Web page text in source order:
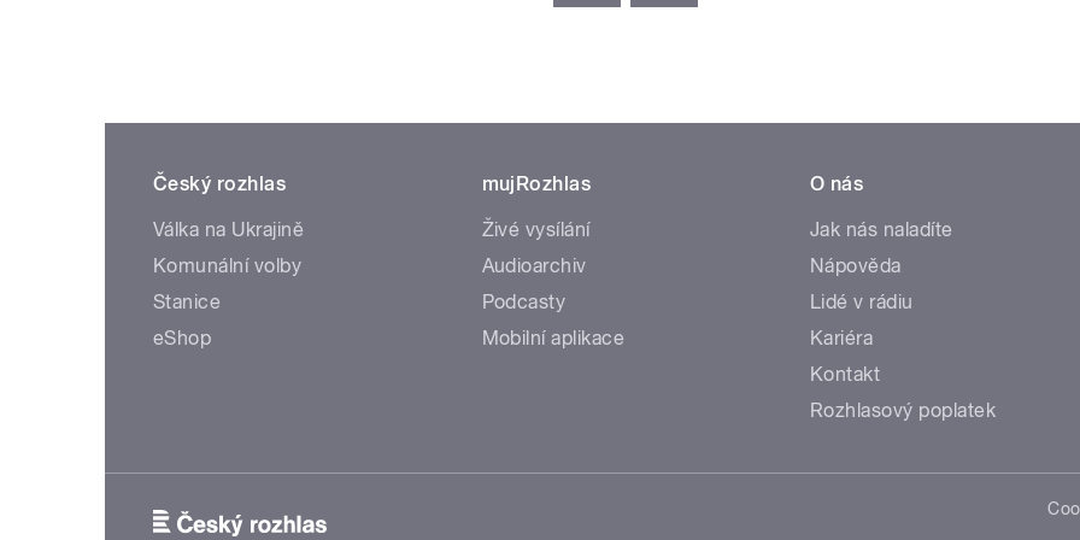
Český rozhlas
Válka na Ukrajině
Komunální volby
Stanice
eShop
mujRozhlas
Živé vysílání
Audioarchiv
Podcasty
Mobilní aplikace
O nás
Jak nás naladíte
Nápověda
Lidé v rádiu
Kariéra
Kontakt
Rozhlasový poplatek